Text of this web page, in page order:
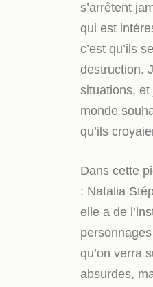
s’arrêtent
qui est
c’est qu’ils
destruction.
situations, et
monde
qu’ils
Dans cette
: Natalia
elle a de
qu’on verra
absurdes,